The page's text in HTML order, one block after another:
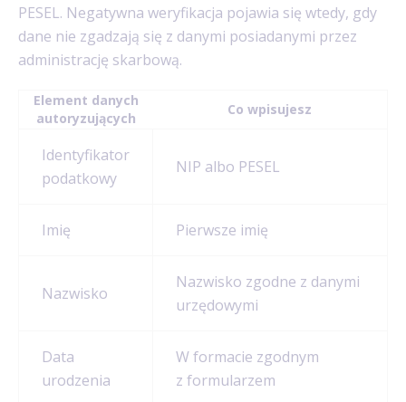
PESEL. Negatywna weryfikacja pojawia się wtedy, gdy
dane nie zgadzają się z danymi posiadanymi przez
administrację skarbową.
Element danych
autoryzujących
Co wpisujesz
Identyfikator
podatkowy
NIP albo PESEL
Imię Pierwsze imię
Nazwisko
Nazwisko zgodne z danymi
urzędowymi
Data
urodzenia
W formacie zgodnym
z formularzem